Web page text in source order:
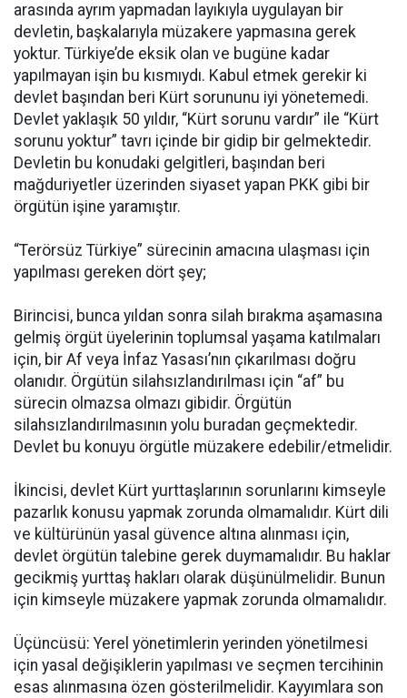
arasında ayrım yapmadan layıkıyla uygulayan bir
devletin, başkalarıyla müzakere yapmasına gerek
yoktur. Türkiye’de eksik olan ve bugüne kadar
yapılmayan işin bu kısmıydı. Kabul etmek gerekir ki
devlet başından beri Kürt sorununu iyi yönetemedi.
Devlet yaklaşık 50 yıldır, “Kürt sorunu vardır” ile “Kürt
sorunu yoktur” tavrı içinde bir gidip bir gelmektedir.
Devletin bu konudaki gelgitleri, başından beri
mağduriyetler üzerinden siyaset yapan PKK gibi bir
örgütün işine yaramıştır.
“Terörsüz Türkiye” sürecinin amacına ulaşması için
yapılması gereken dört şey;
Birincisi, bunca yıldan sonra silah bırakma aşamasına
gelmiş örgüt üyelerinin toplumsal yaşama katılmaları
için, bir Af veya İnfaz Yasası’nın çıkarılması doğru
olanıdır. Örgütün silahsızlandırılması için “af” bu
sürecin olmazsa olmazı gibidir. Örgütün
silahsızlandırılmasının yolu buradan geçmektedir.
Devlet bu konuyu örgütle müzakere edebilir/etmelidir.
İkincisi, devlet Kürt yurttaşlarının sorunlarını kimseyle
pazarlık konusu yapmak zorunda olmamalıdır. Kürt dili
ve kültürünün yasal güvence altına alınması için,
devlet örgütün talebine gerek duymamalıdır. Bu haklar
gecikmiş yurttaş hakları olarak düşünülmelidir. Bunun
için kimseyle müzakere yapmak zorunda olmamalıdır.
Üçüncüsü: Yerel yönetimlerin yerinden yönetilmesi
için yasal değişiklerin yapılması ve seçmen tercihinin
esas alınmasına özen gösterilmelidir. Kayyımlara son